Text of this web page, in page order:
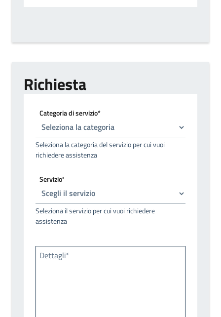
Richiesta
Categoria di servizio*
Seleziona la categoria del servizio per cui vuoi
richiedere assistenza
Servizio*
Seleziona il servizio per cui vuoi richiedere
assistenza
Dettagli*